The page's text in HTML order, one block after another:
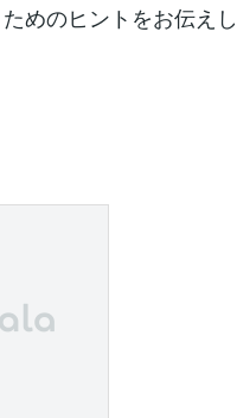
めのヒントをお伝え